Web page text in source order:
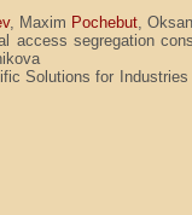
, Maxim Pochebut,
access segregation
Solutions for